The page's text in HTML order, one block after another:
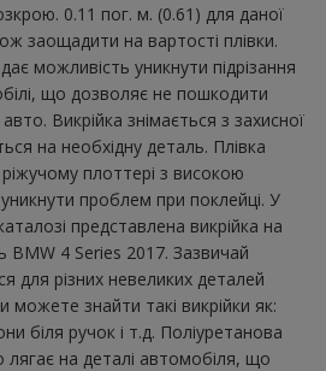
0.11 пог. м. (0.61) для даної
заощадити на вартості плівки.
можливість уникнути підрізання
що дозволяє не пошкодити
Викрійка знімається з захисної
на необхідну деталь. Плівка
ріжучому плоттері з високою
проблем при поклейці. У
представлена ​​викрійка на
BMW 4 Series 2017. Зазвичай
для різних невеликих деталей
знайти такі викрійки як:
біля ручок і т.д. Поліуретанова
лягає на деталі автомобіля, що